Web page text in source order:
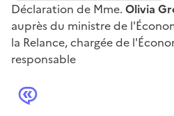
Déclaration de Mme. Olivia
auprès du ministre de
la Relance, chargée de
responsable